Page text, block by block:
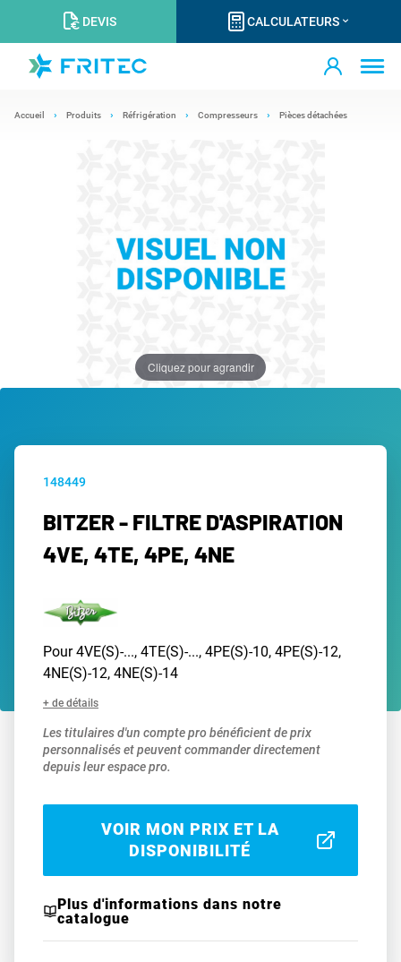
DEVIS CALCULATEURS
Accueil Produits Réfrigération Compresseurs Pièces détachées
Cliquez pour agrandir
148449
BITZER - FILTRE D'ASPIRATION
4VE, 4TE, 4PE, 4NE
Pour 4VE(S)-..., 4TE(S)-..., 4PE(S)-10, 4PE(S)-12,
4NE(S)-12, 4NE(S)-14
+ de détails
Les titulaires d'un compte pro bénéficient de prix
personnalisés et peuvent commander directement
depuis leur espace pro.
VOIR MON PRIX ET LA
DISPONIBILITÉ
Plus d'informations dans notre
catalogue